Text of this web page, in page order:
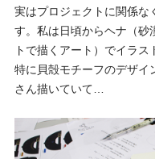
実はプロジェクトに関係な
す。私は日頃からヘナ（砂
トで描くアート）でイラ
特に貝殻モチーフのデザイ
さん描いていて…